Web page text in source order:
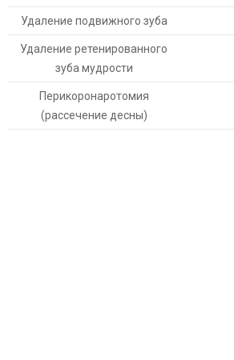
Удаление подвижного зуба
Удаление ретенированного
зуба мудрости
Перикоронаротомия
(рассечение десны)